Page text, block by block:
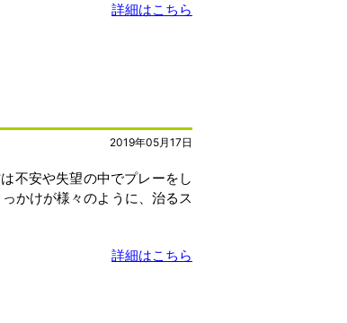
詳細はこちら
2019年05月17日
不安や失望の中でプレーをし
かけが様々のように、治るス
詳細はこちら